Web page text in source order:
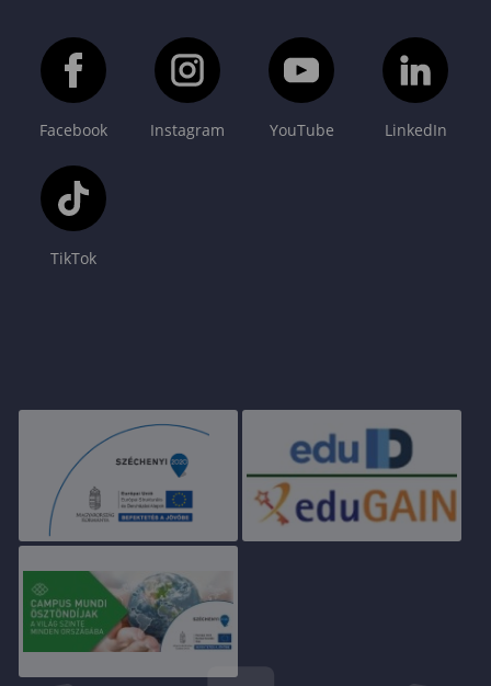
Facebook Instagram YouTube LinkedIn
TikTok